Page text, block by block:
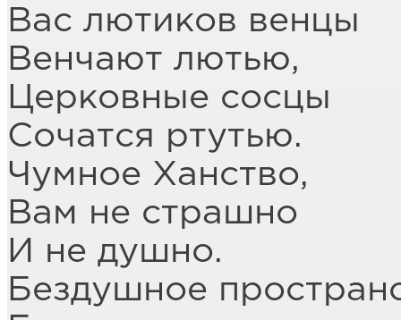
Вас лютиков венцы
Венчают лютью,
Церковные сосцы
Сочатся ртутью.
Чумное Ханство,
Вам не страшно
И не душно.
Бездушное